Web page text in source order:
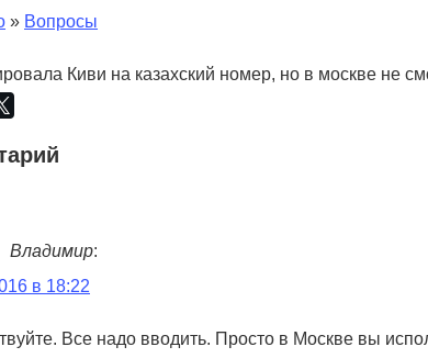
» Вопросы
Киви на казахский номер, но в москве не
Владимир:
в 18:22
Все надо вводить. Просто в Москве вы